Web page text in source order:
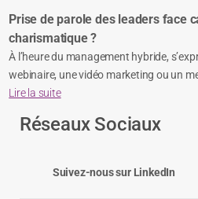
Prise de parole des leaders face
charismatique ?
À l’heure du management hybride,
webinaire, une vidéo marketing ou un
Lire la suite
Réseaux Sociaux
Suivez-nous sur LinkedIn